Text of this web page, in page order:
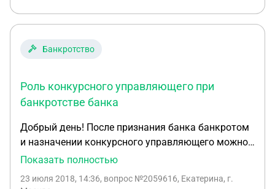
информации?
Банкротство
Роль конкурсного управляющего при
банкротстве банка
Добрый день! После признания банка банкротом
и назначении конкурсного управляющего можно
ли говорить о том, что сам банк больше не
(ссылками на статьи желательно) это можно
Показать полностью
23 июля 2018, 14:36, вопрос №2059616, Екатерина, г.